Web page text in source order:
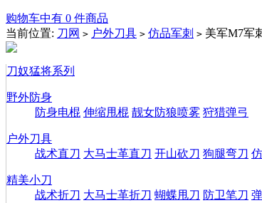
购物车中有 0 件商品
当前位置: 刀网 > 户外刀具 > 仿品军刺 > 美军M7军
刀奴猛将系列
野外防身
防身电棍 伸缩甩棍 靓女防狼喷雾 狩猎弹弓
户外刀具
战术直刀 大马士革直刀 开山砍刀 狗腿弯刀
精美小刀
战术折刀 大马士革折刀 蝴蝶甩刀 防卫笔刀